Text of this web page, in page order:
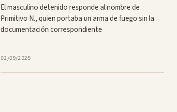
El masculino detenido responde al nombre de
Primitivo N., quien portaba un arma de fuego sin la
documentación correspondiente
02/09/2025